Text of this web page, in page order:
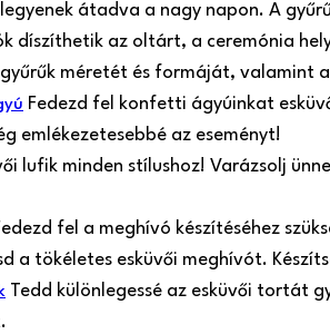
átadva a nagy napon. A
díszíthetik az oltárt, a ceremónia
méretét és formáját, valamint a
Fedezd fel konfetti ágyúinkat
emlékezetesebbé az eseményt!
lufik minden stílushoz! Varázsolj
fel a meghívó készítéséhez
a tökéletes esküvői meghívót.
Tedd különlegessé az esküvői tortát